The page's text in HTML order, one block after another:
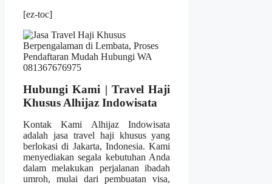
[ez-toc]
Hubungi Kami | Travel Haji
Khusus Alhijaz Indowisata
Kontak Kami Alhijaz Indowisata
adalah jasa travel haji khusus yang
berlokasi di Jakarta, Indonesia. Kami
menyediakan segala kebutuhan Anda
dalam melakukan perjalanan ibadah
umroh, mulai dari pembuatan visa,